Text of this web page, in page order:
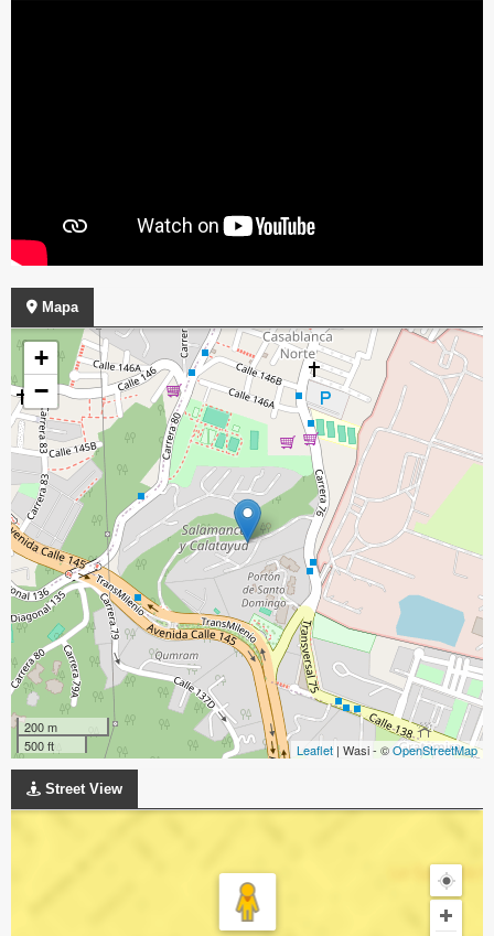
Mapa
+
−
200 m
500 ft
Leaflet | Wasi - ©OpenStreetMap
Street View